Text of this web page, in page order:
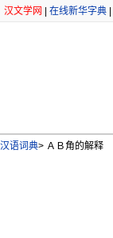
汉文学网 在线新华字典
汉语词典> ＡＢ角的解释